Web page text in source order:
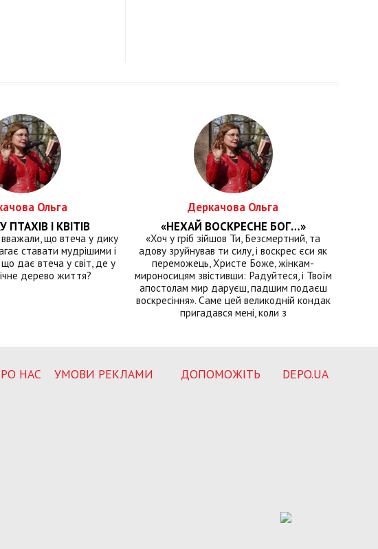
Ольга
ПТАХІВ І КВІТІВ
вважали, що втеча у дику
ставати мудрішими і
дає втеча у світ, де у
дерево життя?
Деркачова Ольга
«НЕХАЙ ВОСКРЕСНЕ БОГ…»
«Хоч у гріб зійшов Ти, Безсмертний, та
адову зруйнував ти силу, і воскрес єси як
переможець, Христе Боже, жінкам-
мироносицям звістивши: Радуйтеся, і Твоїм
апостолам мир даруєш, падшим подаєш
воскресіння». Саме цей великодній кондак
пригадався мені, коли з
НАС УМОВИ РЕКЛАМИ ДОПОМОЖІТЬ DEPO.UA